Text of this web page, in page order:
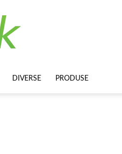
DIVERSE PRODUSE